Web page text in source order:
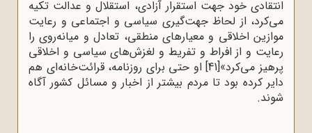
انتقادی خود جهت استقرار آزادی، استقلال و عدالت تکیه
می‌کرد، از لحاظ جهت‌گیری سیاسی و اجتماعی و رعایت
موازین اخلاقی و معیارهای منطقی، تعادل و میانه‌روی را
رعایت و از افراط و تفریط و لغزش‌های سیاسی و اخلاقی
پرهیز می‌کرد»[41]
او حتی برای روزنامه، قرائت‌‌خانه‌ای هم
دایر کرده بود تا مردم بیشتر از اخبار و مسائل کشور آگاه
شوند.